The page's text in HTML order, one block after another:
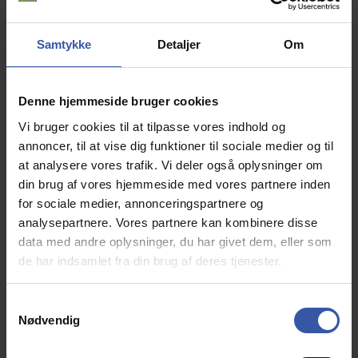
Samtykke Detaljer Om
Denne hjemmeside bruger cookies
Vi bruger cookies til at tilpasse vores indhold og
annoncer, til at vise dig funktioner til sociale medier og til
at analysere vores trafik. Vi deler også oplysninger om
din brug af vores hjemmeside med vores partnere inden
for sociale medier, annonceringspartnere og
analysepartnere. Vores partnere kan kombinere disse
data med andre oplysninger, du har givet dem, eller som
de har indsamlet fra din brug af deres tjenester.
Nødvendig